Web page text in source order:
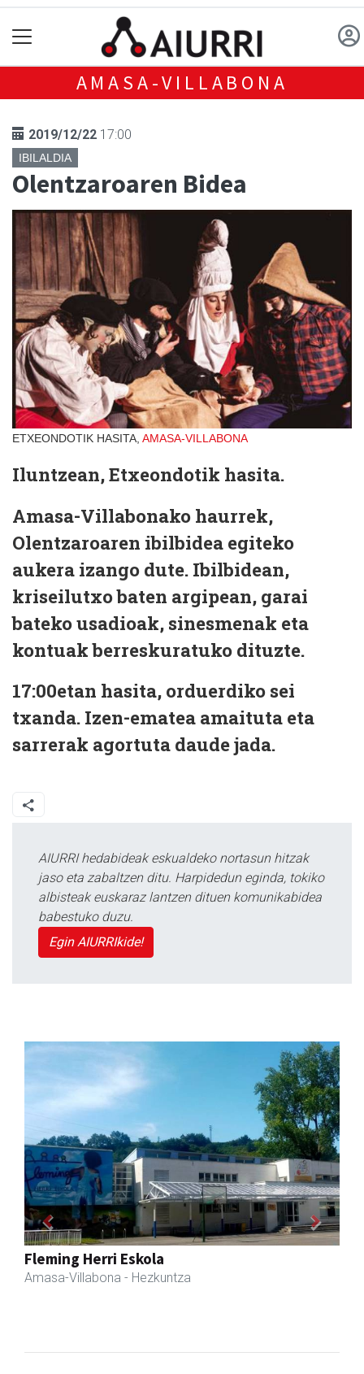
AMASA-VILLABONA
2019/12/22 17:00
IBILALDIA
Olentzaroaren Bidea
ETXEONDOTIK HASITA, AMASA-VILLABONA
Iluntzean, Etxeondotik hasita.
Amasa-Villabonako haurrek,
Olentzaroaren ibilbidea egiteko
aukera izango dute. Ibilbidean,
kriseilutxo baten argipean, garai
bateko usadioak, sinesmenak eta
kontuak berreskuratuko dituzte.
17:00etan hasita, orduerdiko sei
txanda. Izen-ematea amaituta eta
sarrerak agortuta daude jada.
AIURRI hedabideak eskualdeko nortasun hitzak
jaso eta zabaltzen ditu. Harpidedun eginda, tokiko
albisteak euskaraz lantzen dituen komunikabidea
babestuko duzu.
Egin AIURRIkide!
Zubimusu Ikastola
Amasa-Villabona - Hezkuntza
Previous Next